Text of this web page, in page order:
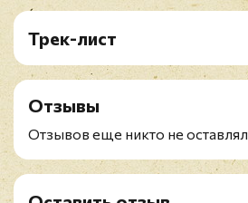
Трек-лист
A1. Armatage Shanks
A2. Brat
A3. Stuck With Me
A4. Geek Stink Breath
A6. Bab's Uvula Who?
A7. 86
Отзывы
Отзывов еще никто не оставлял